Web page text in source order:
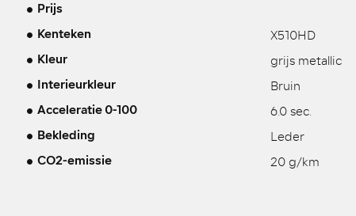
Prijs
Kenteken X510HD
Kleur grijs metallic
Interieurkleur Bruin
Acceleratie 0-100 6.0 sec.
Bekleding Leder
CO2-emissie 20 g/km